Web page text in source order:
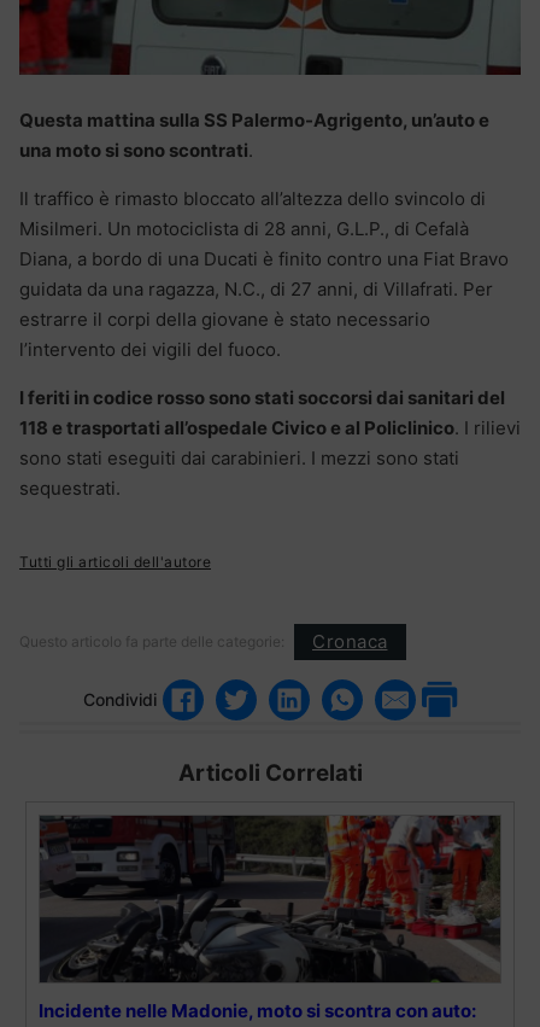
Questa mattina sulla SS Palermo-Agrigento, un’auto e
una moto si sono scontrati.
Il traffico è rimasto bloccato all’altezza dello svincolo di
Misilmeri. Un motociclista di 28 anni, G.L.P., di Cefalà
Diana, a bordo di una Ducati è finito contro una Fiat Bravo
guidata da una ragazza, N.C., di 27 anni, di Villafrati. Per
estrarre il corpi della giovane è stato necessario
l’intervento dei vigili del fuoco.
I feriti in codice rosso sono stati soccorsi dai sanitari del
118 e trasportati all’ospedale Civico e al Policlinico. I rilievi
sono stati eseguiti dai carabinieri. I mezzi sono stati
sequestrati.
Tutti gli articoli dell'autore
Questo articolo fa parte delle categorie: Cronaca
Condividi
Articoli Correlati
Incidente nelle Madonie, moto si scontra con auto: